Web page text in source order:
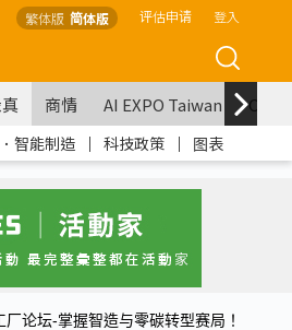
繁体版 简体版 评估申请 登入
商情 AI EXPO Taiwan
智能制造 ｜ 科技政策 ｜ 图表
论坛-掌握智造与零碳转型赛局！